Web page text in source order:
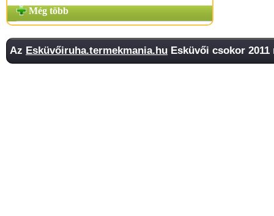
Még több
Az Esküvőiruha.termekmania.hu Esküvői csokor